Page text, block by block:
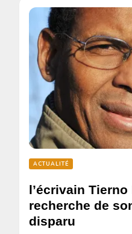
ACTUALITÉ
l’écrivain
recherche de
disparu